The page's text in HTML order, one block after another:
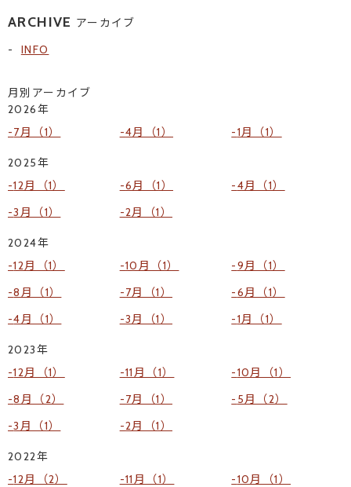
ARCHIVE アーカイブ
INFO
月別アーカイブ
2026年
7月（1）
4月（1） 1月（1）
2025年
12月（1）
6月（1）
4月（1）
3月（1）
2月（1）
2024年
12月（1）
10月（1）
9月（1）
8月（1）
7月（1）
6月（1）
4月（1）
3月（1） 1月（1）
2023年
12月（1）
11月（1）
10月（1）
8月（2）
7月（1）
5月（2）
3月（1）
2月（1）
2022年
12月（2）
11月（1）
10月（1）